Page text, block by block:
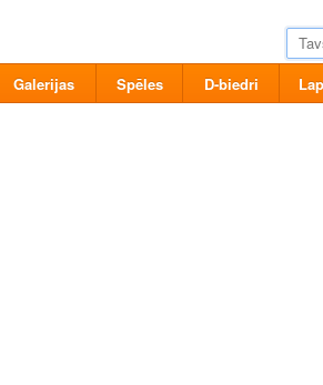
Galerijas Spēles D-biedri